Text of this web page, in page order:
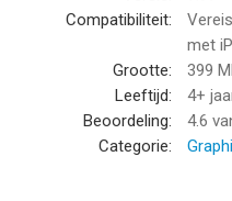
- Gebruik rasterlijnen om
- Verplaats elementen
Een fout repareren
- Elke stap ongedaan maken
- Wis gemakkelijk elk
Compatibiliteit:
met
Grootte:
399
Leeftijd:
4+
Beoordeling:
4.6
Categorie: